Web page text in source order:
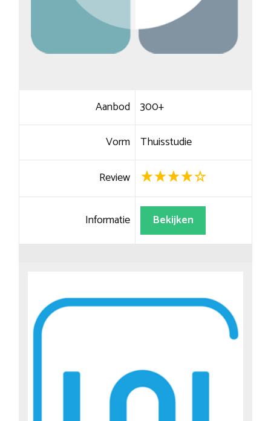
Aanbod 300+
Vorm Thuisstudie
Review
Informatie Bekijken